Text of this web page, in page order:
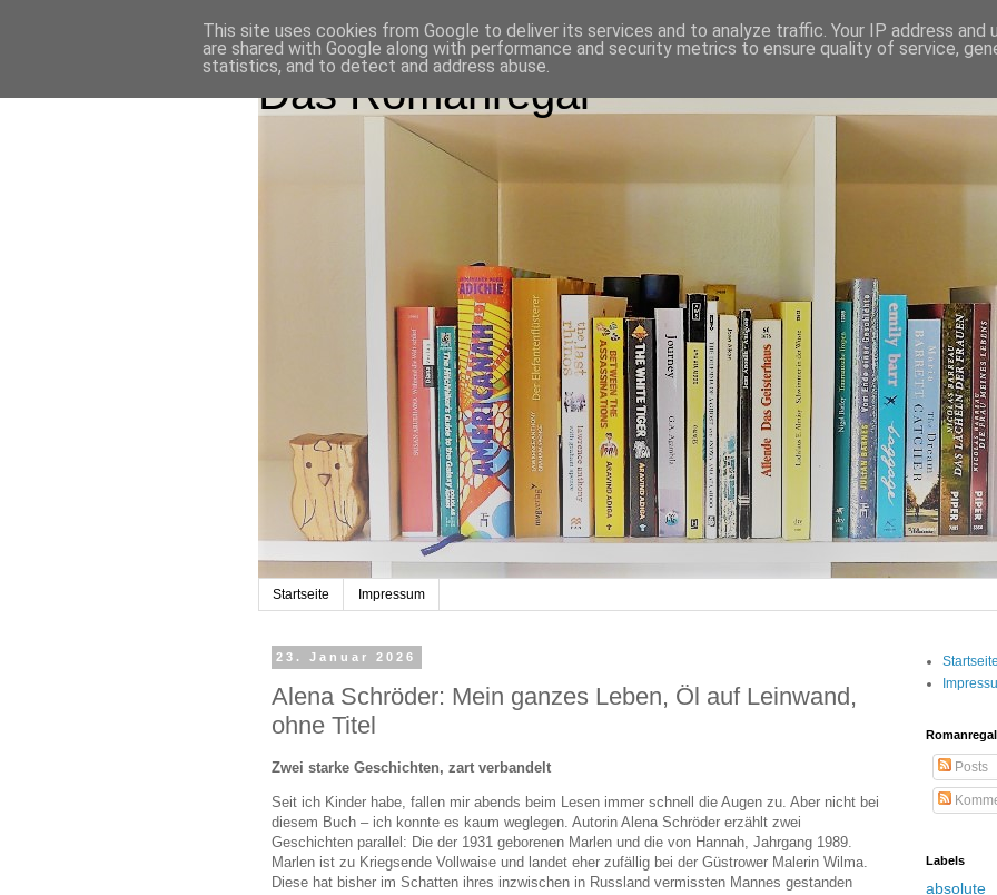
Das Romanregal
Startseite Impressum
23. Januar 2026
Alena Schröder: Mein ganzes Leben, Öl auf Leinwand,
ohne Titel
Zwei starke Geschichten, zart verbandelt
Seit ich Kinder habe, fallen mir abends beim Lesen immer schnell die Augen zu. Aber nicht bei
diesem Buch – ich konnte es kaum weglegen. Autorin Alena Schröder erzählt zwei
Geschichten parallel: Die der 1931 geborenen Marlen und die von Hannah, Jahrgang 1989.
Marlen ist zu Kriegsende Vollwaise und landet eher zufällig bei der Güstrower Malerin Wilma.
Diese hat bisher im Schatten ihres inzwischen in Russland vermissten Mannes gestanden
Startseite
Posts
Labels
absolute
This site uses cookies from Google to deliver its services and to analyze traffic. Your IP address and
are shared with Google along with performance and security metrics to ensure quality of service,
statistics, and to detect and address abuse.